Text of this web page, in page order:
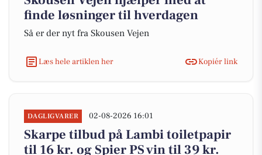
finde løsninger til hverdagen
Så er der nyt fra Skousen Vejen
Læs hele artiklen her Kopiér link
DAGLIGVARER 02-08-2026 16:01
Skarpe tilbud på Lambi toiletpapir
til 16 kr. og Spier PS vin til 39 kr.